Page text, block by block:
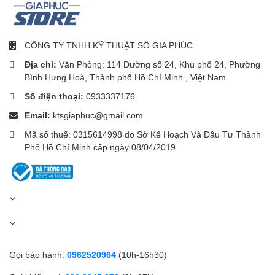
Hơn 100 chế độ luyện
tập thể thao
Huawei Band 11 hỗ trợhơn 100 chế độ thể thao
Chạy bộ
Đi bộ
Đạp xe
Thiết bị sẽ ghi lại các dữ liệu như:
CÔNG TY TNHH KỸ THUẬT SỐ GIA PHÚC
Địa chỉ: Văn Phòng: 114 Đường số 24, Khu phố 24, Phường
Bình Hưng Hoà, Thành phố Hồ Chí Minh , Việt Nam
Số điện thoại: 0933337176
Email: ktsgiaphuc@gmail.com
Mã số thuế: 0315614998 do Sở Kế Hoạch Và Đầu Tư Thành
Phố Hồ Chí Minh cấp ngày 08/04/2019
Gọi bảo hành: 0962520964 (10h-16h30)